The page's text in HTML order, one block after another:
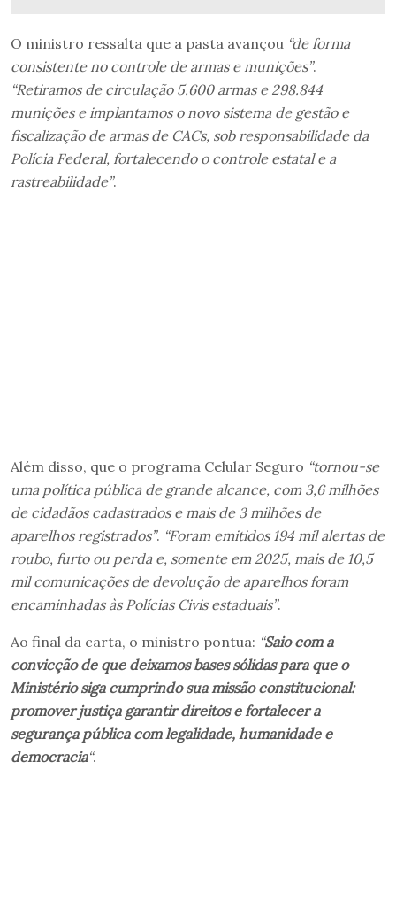
O ministro ressalta que a pasta avançou “de forma
consistente no controle de armas e munições”.
“Retiramos de circulação 5.600 armas e 298.844
munições e implantamos o novo sistema de gestão e
fiscalização de armas de CACs, sob responsabilidade da
Polícia Federal, fortalecendo o controle estatal e a
rastreabilidade”.
Além disso, que o programa Celular Seguro “tornou-se
uma política pública de grande alcance, com 3,6 milhões
de cidadãos cadastrados e mais de 3 milhões de
aparelhos registrados”. “Foram emitidos 194 mil alertas de
roubo, furto ou perda e, somente em 2025, mais de 10,5
mil comunicações de devolução de aparelhos foram
encaminhadas às Polícias Civis estaduais”.
Ao final da carta, o ministro pontua: “Saio com a
convicção de que deixamos bases sólidas para que o
Ministério siga cumprindo sua missão constitucional:
promover justiça garantir direitos e fortalecer a
segurança pública com legalidade, humanidade e
democracia“.